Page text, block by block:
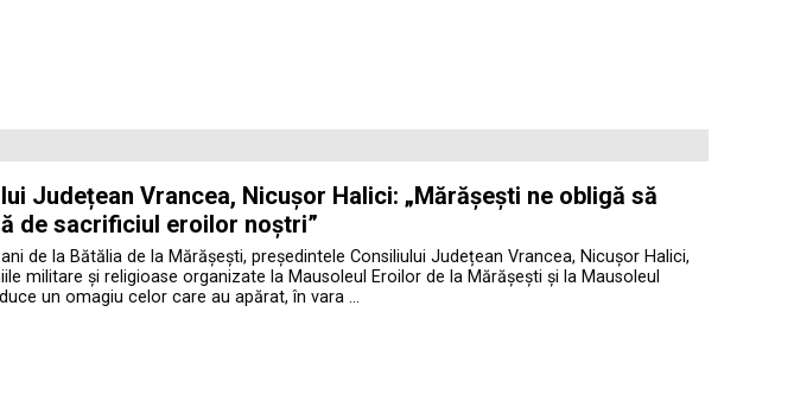
Județean Vrancea, Nicușor Halici: „Mărășești ne obligă să
de sacrificiul eroilor noștri”
de la Bătălia de la Mărășești, președintele Consiliului Județean Vrancea, Nicușor Halici,
militare și religioase organizate la Mausoleul Eroilor de la Mărășești și la Mausoleul
un omagiu celor care au apărat, în vara …